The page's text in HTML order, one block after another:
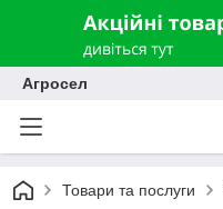
Агросел
Товари та послуги